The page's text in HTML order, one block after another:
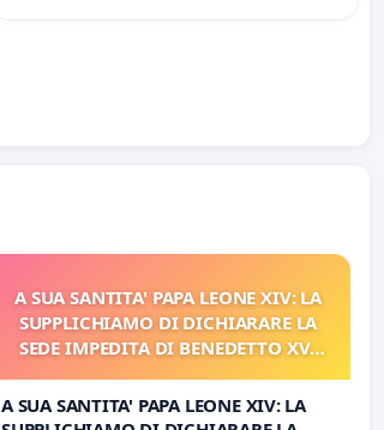
A SUA SANTITA' PAPA LEONE XIV: LA
SUPPLICHIAMO DI DICHIARARE LA
SEDE IMPEDITA DI BENEDETTO XVI
PROCESSO
A SUA SANTITA' PAPA LEONE XIV: LA